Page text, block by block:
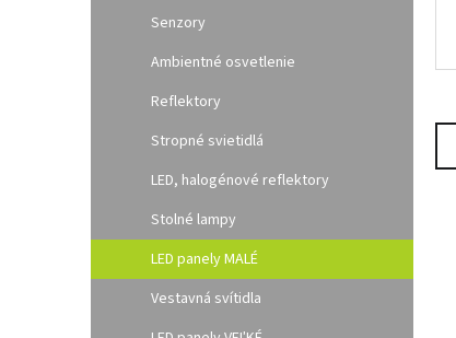
Senzory
Ambientné osvetlenie
Reflektory
Stropné svietidlá
LED, halogénové reflektory
Stolné lampy
LED panely MALÉ
Vestavná svítidla